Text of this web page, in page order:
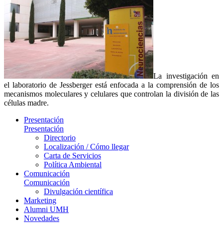
La investigación en
el laboratorio de Jessberger está enfocada a la comprensión de los
mecanismos moleculares y celulares que controlan la división de las
células madre.
Presentación
Presentación
Directorio
Localización / Cómo llegar
Carta de Servicios
Política Ambiental
Comunicación
Comunicación
Divulgación científica
Marketing
Alumni UMH
Novedades